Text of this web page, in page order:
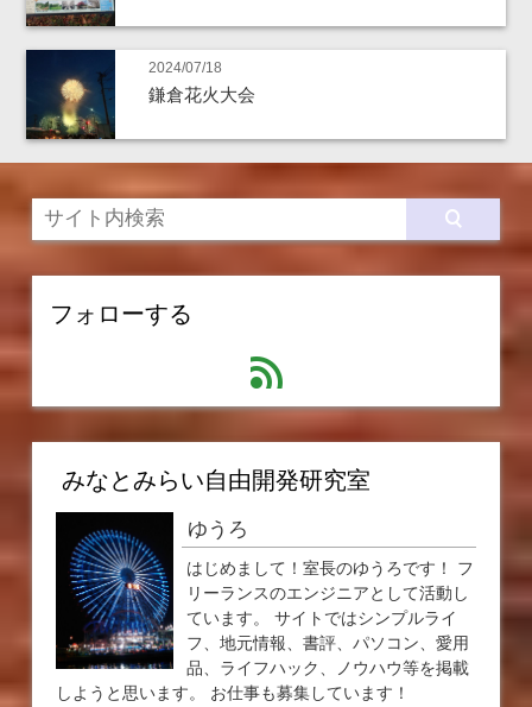
2024/07/18
鎌倉花火大会
フォローする
feed
みなとみらい自由開発研究室
ゆうろ
はじめまして！室長のゆうろです！ フ
リーランスのエンジニアとして活動し
ています。 サイトではシンプルライ
フ、地元情報、書評、パソコン、愛用
品、ライフハック、ノウハウ等を掲載
しようと思います。 お仕事も募集しています！